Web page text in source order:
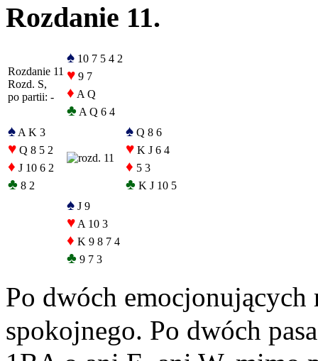
Rozdanie 11.
Rozdanie 11
Rozd. S,
po partii: -
♠ 10 7 5 4 2
♥ 9 7
♦ A Q
♣ A Q 6 4
♠ A K 3
♥ Q 8 5 2
♦ J 10 6 2
♣ 8 2
♠ Q 8 6
♥ K J 6 4
♦ 5 3
♣ K J 10 5
♠ J 9
♥ A 10 3
♦ K 9 8 7 4
♣ 9 7 3
Po dwóch emocjonujących
spokojnego. Po dwóch